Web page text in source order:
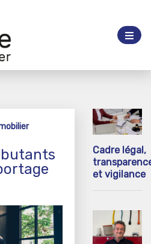
Cadre légal,
et vigilance